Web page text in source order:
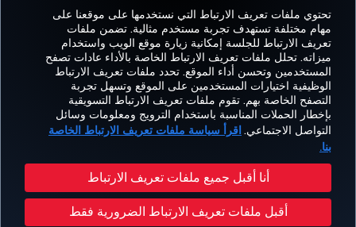
تحتوي ملفات تعريف الارتباط التي نستخدمها على موقعنا على
مهام مختلفة تستهدف تجربة مستخدم مثالية. تضمن ملفات
تعريف الارتباط للجلسة إمكانية زيارة موقع الويب واستخدام
ميزاته. تحلل ملفات تعريف الارتباط الخاصة بالأداء عادات تصفح
المستخدمين وتحسن أداء الموقع. تحدد ملفات تعريف الارتباط
الوظيفية اختيارات المستخدمين على الموقع وتسهل تجربة
التصفح الخاصة بهم. تقوم ملفات تعريف الارتباط التسويقية
بإخطار الحملات المناسبة باستخدام الترويج ومعلومات وسائل
التواصل الاجتماعي. اقرأ سياسة ملفات تعريف الارتباط الخاصة
بنا.
أنا أقبل جميع ملفات تعريف الارتباط
أقبل ملفات تعريف الارتباط الضرورية فقط
Facebook
Twitter
Instagram
YouTube
LinkedIn
تيك توك
Blog
Pinterest
الحجز
والإدارة
خبرة
العروض
والوجهات
مساعدة MILES&SMILES
CORPORATE
CLUB
سياسة الخصوصية وملفات تعريف الارتباط إشعار قانوني حقوق المسافر
تغيير إعدادات ملفات تعريف الارتباط خطة خدمة عملاء وزارة النقل الأمريكية
حقوق أصحاب البيانات في الإتحاد الأوروبي